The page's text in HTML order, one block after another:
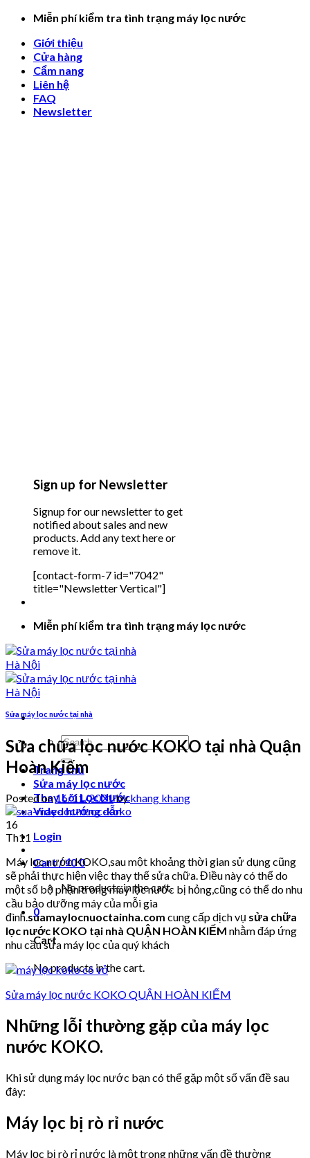
Skip
content
Miễn phí kiểm tra tình trạng máy lọc nước
Giới thiệu
Cửa hàng
Cẩm nang
Liên hệ
FAQ
Newsletter
Sign up for Newsletter
Signup for our newsletter to get
notified about sales and new
products. Add any text here or
remove it.
[contact-form-7 id="7042"
title="Newsletter Vertical"]
Miễn phí kiểm tra tình trạng máy lọc nước
Search
for:
Trang chủ
Sửa máy lọc nước
Thay Lõi Lọc Nước
Video hướng dẫn
Login
Cart /₫00
No products in the cart.
0
Cart
No products in the cart.
Sửa máy lọc nước tại nhà
Sửa chữa lọc nước KOKO tại nhà Quận
Hoàn Kiếm
Posted on16/11/2021bykhang khang
16
Th11
Máy lọc nước KOKO,sau một khoảng thời gian sử dụng cũng
sẽ phải thực hiện việc thay thế sửa chữa. Điều này có thể do
một số bộ phận trong máy lọc nước bị hỏng,cũng có thể do nhu
cầu bảo dưỡng máy của mỗi gia
đình.suamaylocnuoctainha.com cung cấp dịch vụ sửa chữa
lọc nước KOKO tại nhà QUẬN HOÀN KIẾM nhằm đáp ứng
nhu cầu sửa máy lọc của quý khách
Sửa máy lọc nước KOKO QUẬN HOÀN KIẾM
Những lỗi thường gặp của máy lọc
nước KOKO.
Khi sử dụng máy lọc nước bạn có thể gặp một số vấn đề sau
đây:
Máy lọc bị rò rỉ nước
Máy lọc bị rò rỉ nước là một trong những vấn đề thường